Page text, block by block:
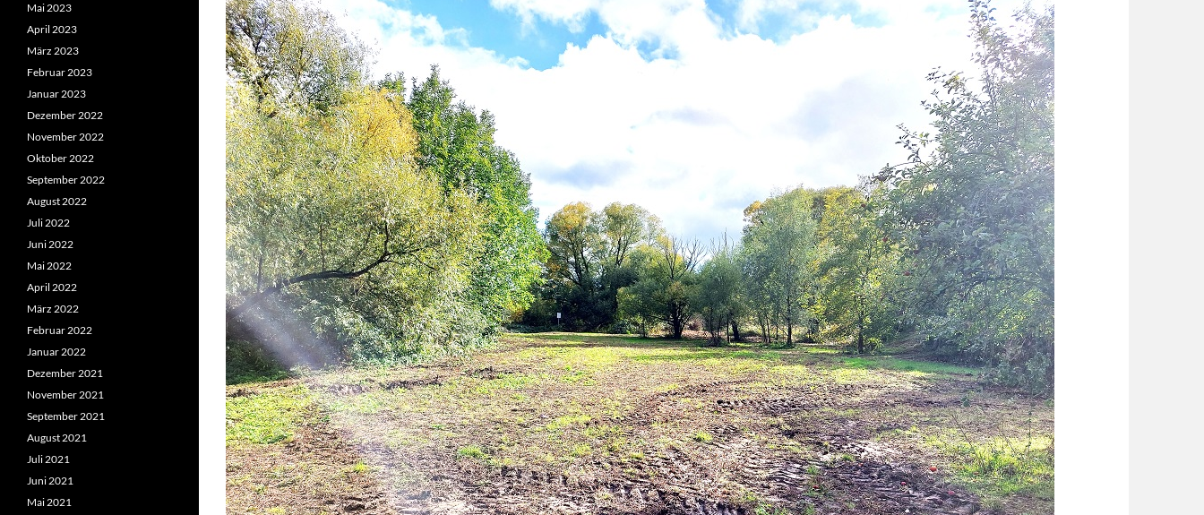
Mai 2023
April 2023
März 2023
Februar 2023
Januar 2023
Dezember 2022
November 2022
Oktober 2022
September 2022
August 2022
Juli 2022
Juni 2022
Mai 2022
April 2022
März 2022
Februar 2022
Januar 2022
Dezember 2021
November 2021
September 2021
August 2021
Juli 2021
Juni 2021
Mai 2021